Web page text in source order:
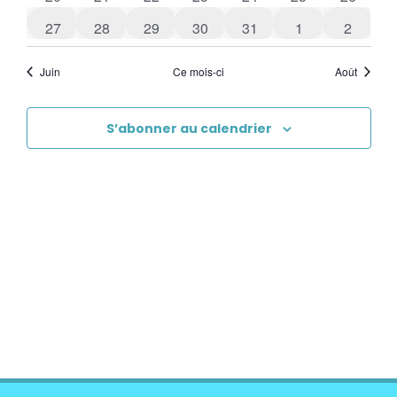
0 évènements
27 0 évènements
28 0 évènements
29 0 évènements
30 0 évènements
31 0 évènements
1 0
2
Juin Ce mois-ci Août
S’abonner au calendrier